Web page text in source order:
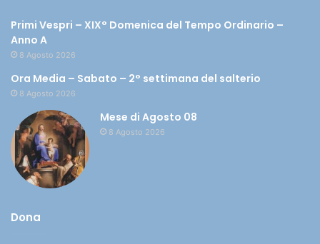
Primi Vespri – XIX° Domenica del Tempo Ordinario –
Anno A
8 Agosto 2026
Ora Media – Sabato – 2° settimana del salterio
8 Agosto 2026
Mese di Agosto 08
8 Agosto 2026
Dona